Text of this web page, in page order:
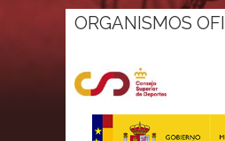
ORGANISMOS